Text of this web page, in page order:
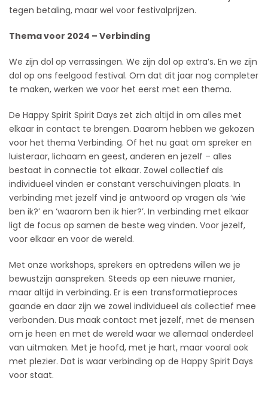
tegen betaling, maar wel voor festivalprijzen.
Thema voor 2024 – Verbinding
We zijn dol op verrassingen. We zijn dol op extra’s. En we zijn
dol op ons feelgood festival. Om dat dit jaar nog completer
te maken, werken we voor het eerst met een thema.
De Happy Spirit Spirit Days zet zich altijd in om alles met
elkaar in contact te brengen. Daarom hebben we gekozen
voor het thema Verbinding. Of het nu gaat om spreker en
luisteraar, lichaam en geest, anderen en jezelf – alles
bestaat in connectie tot elkaar. Zowel collectief als
individueel vinden er constant verschuivingen plaats. In
verbinding met jezelf vind je antwoord op vragen als ‘wie
ben ik?’ en ‘waarom ben ik hier?’. In verbinding met elkaar
ligt de focus op samen de beste weg vinden. Voor jezelf,
voor elkaar en voor de wereld.
Met onze workshops, sprekers en optredens willen we je
bewustzijn aanspreken. Steeds op een nieuwe manier,
maar altijd in verbinding. Er is een transformatieproces
gaande en daar zijn we zowel individueel als collectief mee
verbonden. Dus maak contact met jezelf, met de mensen
om je heen en met de wereld waar we allemaal onderdeel
van uitmaken. Met je hoofd, met je hart, maar vooral ook
met plezier. Dat is waar verbinding op de Happy Spirit Days
voor staat.